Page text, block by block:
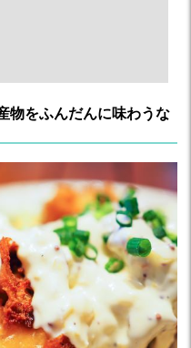
物をふんだんに味わうな